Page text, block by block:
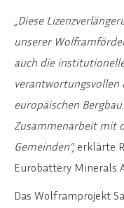
„Diese
unserer
auch die
verantwortungsvollen
europäischen
Zusammenarbeit mit
Gemeinden“, erklärte
Eurobattery Minerals
Das Wolframprojekt